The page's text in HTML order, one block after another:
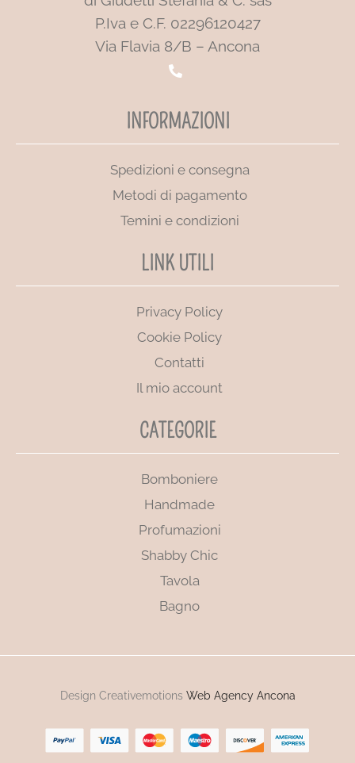
P.Iva e C.F. 02296120427
Via Flavia 8/B – Ancona
INFORMAZIONI
Spedizioni e consegna
Metodi di pagamento
Temini e condizioni
LINK UTILI
Privacy Policy
Cookie Policy
Contatti
Il mio account
CATEGORIE
Bomboniere
Handmade
Profumazioni
Shabby Chic
Tavola
Bagno
Design Creativemotions Web Agency Ancona